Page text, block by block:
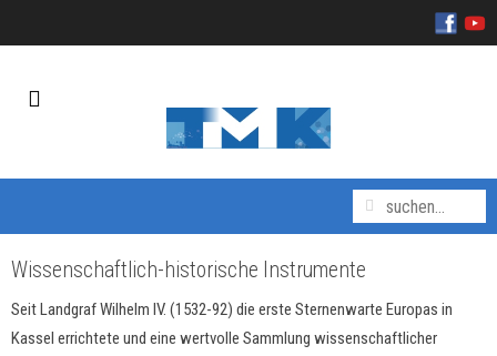
Wissenschaftlich-historische Instrumente
Seit Landgraf Wilhelm IV. (1532-92) die erste Sternenwarte Europas in
Kassel errichtete und eine wertvolle Sammlung wissenschaftlicher